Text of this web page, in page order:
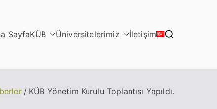
SayfaKÜB Üniversitelerimiz İletişim
KÜB Yönetim Kurulu Toplantısı Yapıldı.